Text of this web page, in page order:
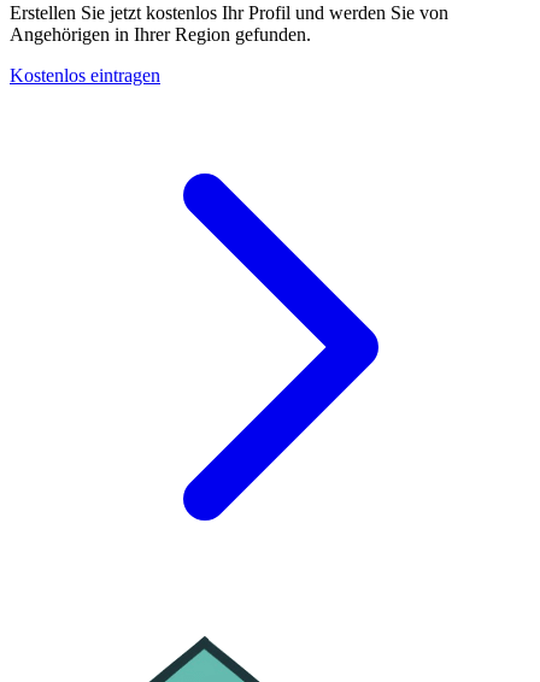
Erstellen Sie jetzt kostenlos Ihr Profil und werden Sie von
Angehörigen in Ihrer Region gefunden.
Kostenlos eintragen